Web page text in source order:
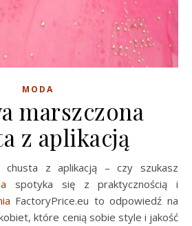
MODA
marszczona
z aplikacją
spotyka się z praktycznością i
FactoryPrice.eu to odpowiedź na
które cenią sobie style i jakość